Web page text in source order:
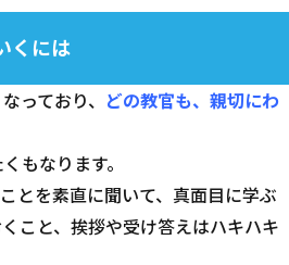
くには
っており、
どの教官も、親切にわ
もなります。
とを素直に聞いて、真面目に学ぶ
こと、挨拶や受け答えはハキハキ